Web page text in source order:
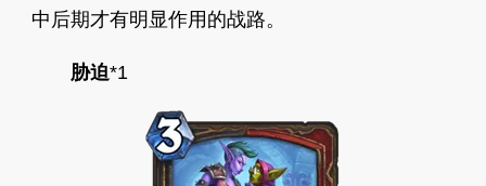
中后期才有明显作用的战路。
胁迫*1